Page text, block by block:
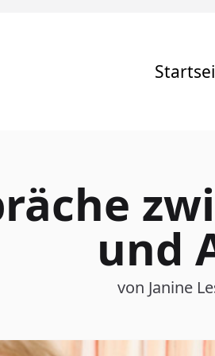
und
von Janine